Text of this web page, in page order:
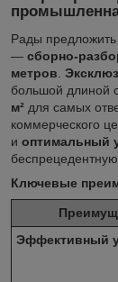
Рады
— сборно-
метров
большой длиной
м² для самых
коммерческого
и оптимальный
Ключевые
Эффективный